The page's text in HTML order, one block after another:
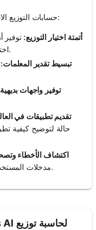
يعزز Mathos AI حسابات التوزيع الاحتمالي عن طريق:
أتمتة اختيار التوزيع: توفير
اختيار التوزيع الأنسب لبياناتهم تلقائيًا.
تبسيط تقدير المعلمات:
توفير واجهات
تقديم تطبيقات في
حالة لتوضيح كيفية
اكتشاف الأخطاء
مدخلات المستخدم أو البيانات واقتراح التصحيحات.